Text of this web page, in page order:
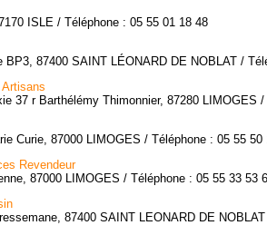
ISLE / Téléphone : 05 55 01 18 48
BP3, 87400 SAINT LÉONARD DE NOBLAT /
37 r Barthélémy Thimonnier, 87280 LIMOGES
Curie, 87000 LIMOGES / Téléphone : 05 55 50
Revendeur
87000 LIMOGES / Téléphone : 05 55 33 53
87400 SAINT LEONARD DE